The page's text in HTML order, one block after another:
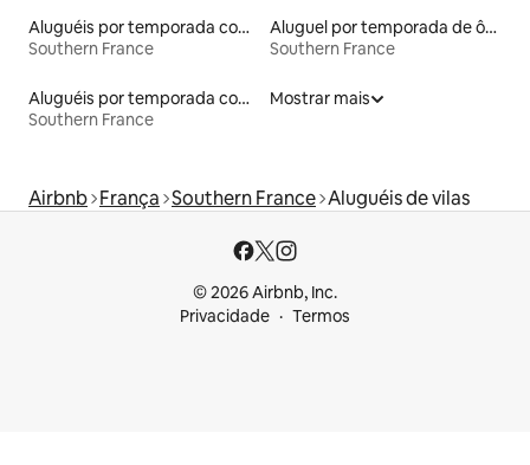
Aluguéis por temporada com cama de altura acessível
Southern France
Aluguel por temporada de ônibus
Southern France
Aluguéis por temporada com acesso à praia
Southern France
Mostrar mais
Airbnb França Southern France Aluguéis de vilas
© 2026 Airbnb, Inc.
Privacidade
Termos